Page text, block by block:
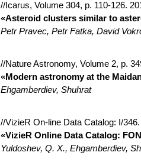
//Icarus, Volume 304, p. 110-126.
«Asteroid clusters similar to
Petr Pravec, Petr Fatka, David
//Nature Astronomy, Volume 2, p.
«Modern astronomy at the
Ehgamberdiev, Shuhrat
//VizieR On-line Data Catalog: I/
«VizieR Online Data Catalog:
Yuldoshev, Q. X., Ehgamberdiev,